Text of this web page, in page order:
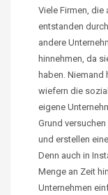
Viele Firmen, die
entstanden
andere
hinnehmen, da
haben. Niemand
wiefern die
eigene
Grund
und erstellen
Denn auch in
Menge an Zeit
Unternehmen